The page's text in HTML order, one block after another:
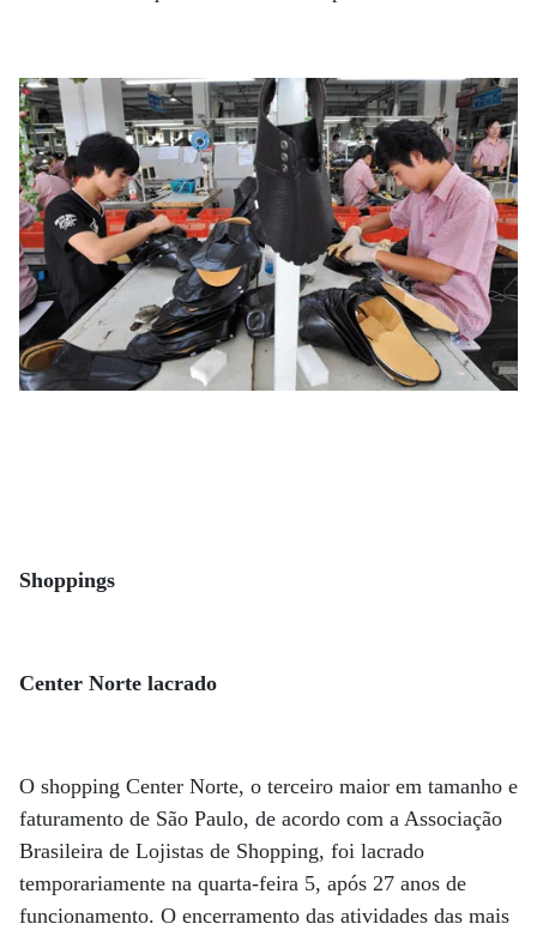
Shoppings
Center Norte lacrado
O shopping Center Norte, o terceiro maior em tamanho e
faturamento de São Paulo, de acordo com a Associação
Brasileira de Lojistas de Shopping, foi lacrado
temporariamente na quarta-feira 5, após 27 anos de
funcionamento. O encerramento das atividades das mais